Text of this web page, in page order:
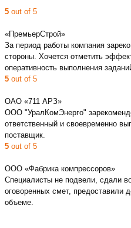
5 out of 5
«ПремьерСтрой»
За период работы компания
стороны. Хочется отметить
оперативность выполнения
5 out of 5
ОАО «711 АРЗ»
ООО "УралКомЭнерго"
ответственный и своевременно
поставщик.
5 out of 5
ООО «Фабрика компрессоров»
Специалисты не подвели, сдали
оговоренных смет, предоставили
объеме.